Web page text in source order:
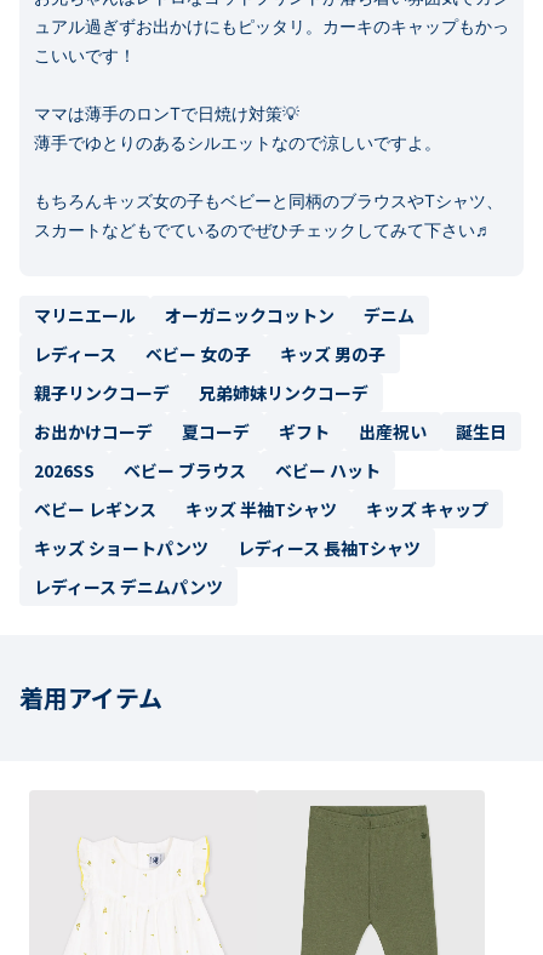
ュアル過ぎずお出かけにもピッタリ。カーキのキャップもかっ
こいいです！
ママは薄手のロンTで日焼け対策💡
薄手でゆとりのあるシルエットなので涼しいですよ。
もちろんキッズ女の子もベビーと同柄のブラウスやTシャツ、
マリニエール オーガニックコットン
デニム
レディース
ベビー 女の子
キッズ 男の子
親子リンクコーデ
兄弟姉妹リンクコーデ
お出かけコーデ
夏コーデ ギフト 出産祝い
誕生日
2026SS
ベビー ブラウス
ベビー ハット
ベビー レギンス
キッズ 半袖Tシャツ
キッズ キャップ
キッズ ショートパンツ
レディース 長袖Tシャツ
レディース デニムパンツ
着用アイテム